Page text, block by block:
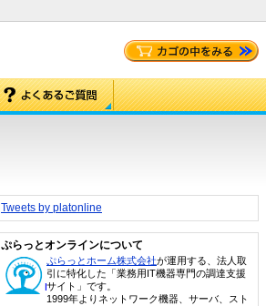
Tweets by platonline
ぷらっとオンラインについて
ぷらっとホーム株式会社が運用する、法人取
引に特化した「業務用IT機器専門の調達支援
サイト」です。
1999年よりネットワーク機器、サーバ、スト